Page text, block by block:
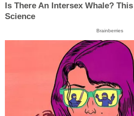
Is There An Intersex Whale?
Science
Brainberries